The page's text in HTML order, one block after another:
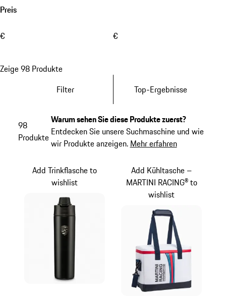
Preis
€ €
Zeige 98 Produkte
Filter
Top-Ergebnisse
98
Produkte
Warum sehen Sie diese Produkte zuerst?
Entdecken Sie unsere Suchmaschine und wie
wir Produkte anzeigen. Mehr erfahren
Add Trinkflasche to
wishlist
Add Kühltasche –
MARTINI RACING® to
wishlist